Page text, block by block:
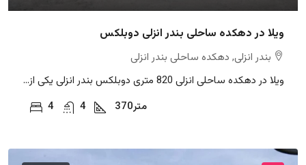
ویلا در دهکده ساحلی بندر انزلی دوبلکس
بندر انزلی, دهکده ساحلی بندر انزلی
ویلا در دهکده ساحلی انزلی 820 متری دوبلکس بندر انزلی یکی از...
4
4 370متر